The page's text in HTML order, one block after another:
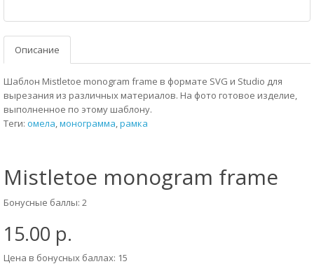
Описание
Шаблон Mistletoe monogram frame в формате SVG и Studio для
вырезания из различных материалов. На фото готовое изделие,
выполненное по этому шаблону.
Теги: омела,монограмма,рамка
Mistletoe monogram frame
Бонусные баллы: 2
15.00 р.
Цена в бонусных баллах: 15